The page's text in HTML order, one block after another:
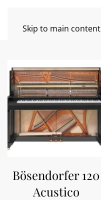
Skip to main content
Bösendorfer 120
Acustico